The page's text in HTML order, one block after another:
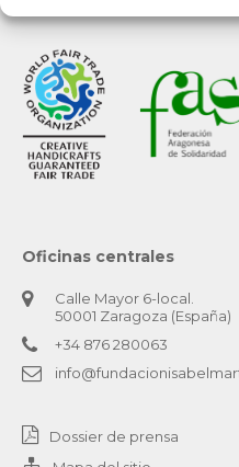
Oficinas centrales
Calle Mayor 6-local.
50001 Zaragoza (España)
+34 876 280063
Dossier de prensa